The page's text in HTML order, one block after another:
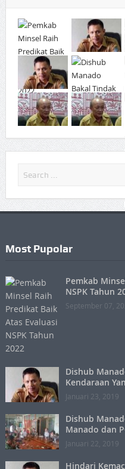
Most Pupolar
Pemkab
NSPK Tahun
September 07,
Dishub
Kendaraan
Januari 23, 2019
Dishub
Manado dan
Januari 22, 2019
Hindari